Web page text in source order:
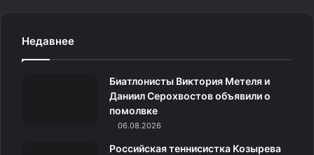
a
g
o
к
g
a
Недавнее
Биатлонисты Виктория Метеля и
Даниил Серохвостов объявили о
помолвке
06.08.2026
Российская теннисистка Козырева